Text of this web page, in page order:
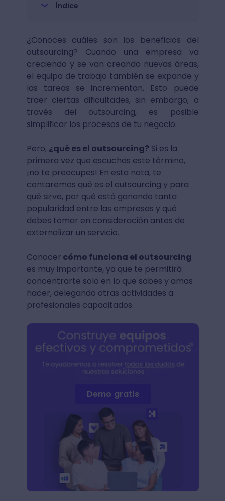
Índice
¿Conoces cuáles son los beneficios del
outsourcing? Cuando una empresa va
creciendo y se van creando nuevas áreas,
el equipo de trabajo también se expande y
las tareas se incrementan. Esto puede
traer ciertas dificultades, sin embargo, a
través del outsourcing, es posible
simplificar los procesos de tu negocio.
Pero, ¿qué es el outsourcing?Si es la
primera vez que escuchas este término,
¡no te preocupes! En esta nota, te
contaremos qué es el outsourcing y para
qué sirve, por qué está ganando tanta
popularidad entre las empresas y qué
debes tomar en consideración antes de
externalizar un servicio.
Conocer cómo funciona el outsourcing
es muy importante, ya que te permitirá
concentrarte solo en lo que sabes y amas
hacer, delegando otras actividades a
profesionales capacitados.
Demo gratis